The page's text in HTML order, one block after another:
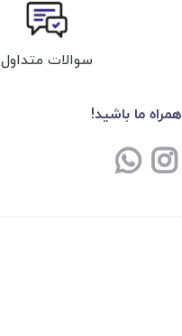
سوالات متداول
همراه ما باشید!